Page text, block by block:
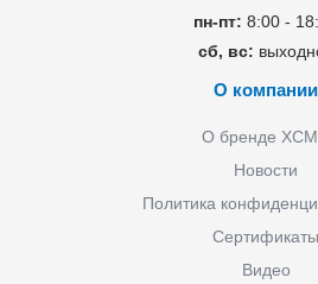
пн-пт: 8:00 -
сб, вс:
О компании
О бренде
Новости
Политика
Сертификаты
Видео